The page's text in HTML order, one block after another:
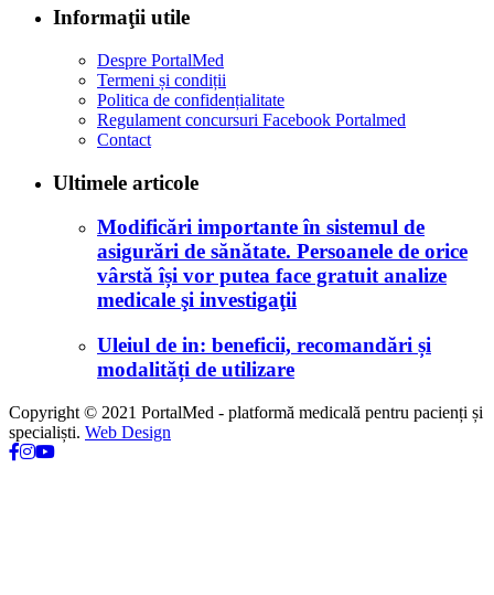
Informaţii utile
Despre PortalMed
Termeni și condiții
Politica de confidențialitate
Regulament concursuri Facebook Portalmed
Contact
Ultimele articole
Modificări importante în sistemul de
asigurări de sănătate. Persoanele de orice
vârstă își vor putea face gratuit analize
medicale şi investigaţii
Uleiul de in: beneficii, recomandări și
modalități de utilizare
Copyright © 2021 PortalMed - platformă medicală pentru pacienți și
specialiști. Web Design